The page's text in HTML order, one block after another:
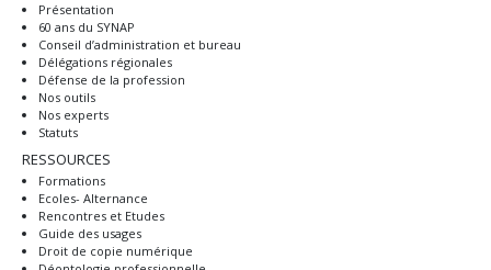
Présentation
60 ans du SYNAP
Conseil d’administration et bureau
Délégations régionales
Défense de la profession
Nos outils
Nos experts
Statuts
RESSOURCES
Formations
Ecoles- Alternance
Rencontres et Etudes
Guide des usages
Droit de copie numérique